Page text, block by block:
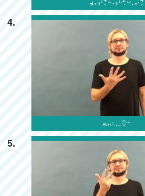

4.

5.